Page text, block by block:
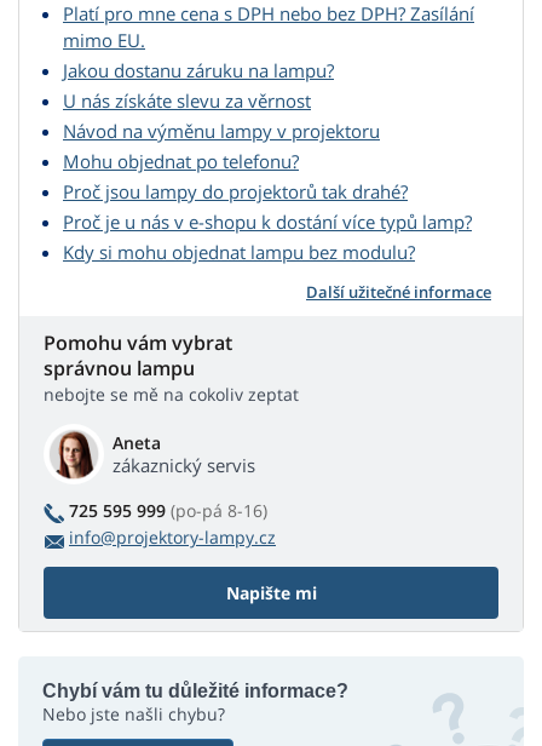
Platí pro mne cena s DPH nebo bez DPH? Zasílání
mimo EU.
Jakou dostanu záruku na lampu?
U nás získáte slevu za věrnost
Návod na výměnu lampy v projektoru
Mohu objednat po telefonu?
Proč jsou lampy do projektorů tak drahé?
Proč je u nás v e-shopu k dostání více typů lamp?
Kdy si mohu objednat lampu bez modulu?
Další užitečné informace
Pomohu vám vybrat
správnou lampu
nebojte se mě na cokoliv zeptat
Aneta
zákaznický servis
725 595 999 (po-pá 8-16)
info@projektory-lampy.cz
Napište mi
Chybí vám tu důležité informace?
Nebo jste našli chybu?